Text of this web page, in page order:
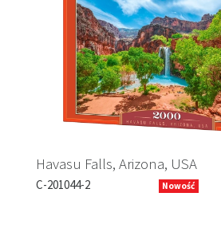
USA
Nowość